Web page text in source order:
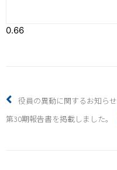
役員の異動に関するお知らせ
第30期報告書を掲載しました。